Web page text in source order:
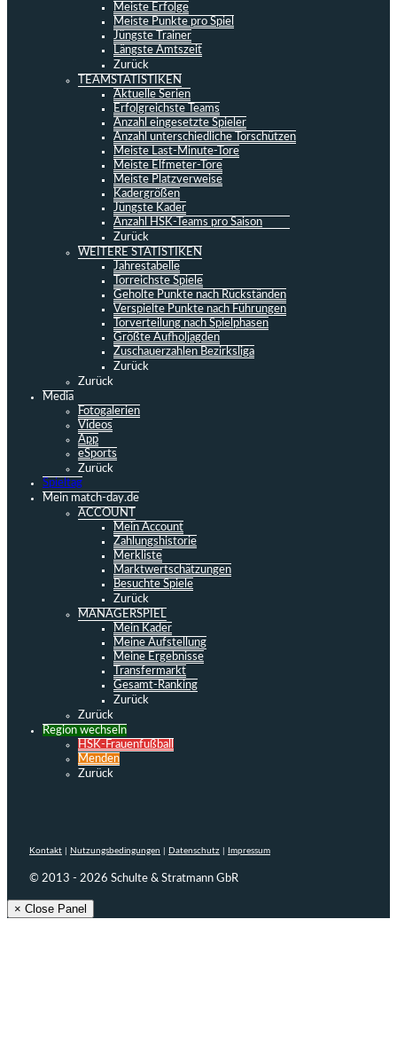
Meiste Erfolge
Meiste Punkte pro Spiel
Jüngste Trainer
Längste Amtszeit
Zurück
TEAMSTATISTIKEN
Aktuelle Serien
Erfolgreichste Teams
Anzahl eingesetzte Spieler
Anzahl unterschiedliche Torschützen
Meiste Last-Minute-Tore
Meiste Elfmeter-Tore
Meiste Platzverweise
Kadergrößen
Jüngste Kader
Anzahl HSK-Teams pro Saison
Zurück
WEITERE STATISTIKEN
Jahrestabelle
Torreichste Spiele
Geholte Punkte nach Rückständen
Verspielte Punkte nach Führungen
Torverteilung nach Spielphasen
Größte Aufholjagden
Zuschauerzahlen Bezirksliga
Zurück
Zurück
Media
Fotogalerien
Videos
App
eSports
Zurück
Spieltag
Mein match-day.de
ACCOUNT
Mein Account
Zahlungshistorie
Merkliste
Marktwertschätzungen
Besuchte Spiele
Zurück
MANAGERSPIEL
Mein Kader
Meine Aufstellung
Meine Ergebnisse
Transfermarkt
Gesamt-Ranking
Zurück
Zurück
Region wechseln
HSK-Frauenfußball
Menden
Zurück
Kontakt Nutzungsbedingungen Datenschutz Impressum
© 2013 - 2026 Schulte & Stratmann GbR
× Close Panel